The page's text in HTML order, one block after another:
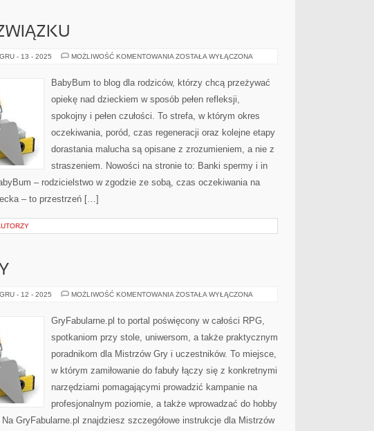
GRU - 13 - 2025 MOŻLIWOŚĆ KOMENTOWANIA KRYZYSY
ZOSTAŁA WYŁĄCZONA
BabyBum to blog dla rodziców, którzy chcą przeżywać
opiekę nad dzieckiem w sposób pełen refleksji,
spokojny i pełen czułości. To strefa, w którym okres
oczekiwania, poród, czas regeneracji oraz kolejne etapy
dorastania malucha są opisane z zrozumieniem, a nie z
straszeniem. Nowości na stronie to: Banki spermy i in
– rodzicielstwo w zgodzie ze sobą, czas oczekiwania na
– to przestrzeń […]
GRU - 12 - 2025 MOŻLIWOŚĆ KOMENTOWANIA GRY
ZOSTAŁA WYŁĄCZONA
GryFabularne.pl to portal poświęcony w całości RPG,
spotkaniom przy stole, uniwersom, a także praktycznym
poradnikom dla Mistrzów Gry i uczestników. To miejsce,
w którym zamiłowanie do fabuły łączy się z konkretnymi
narzędziami pomagającymi prowadzić kampanie na
profesjonalnym poziomie, a także wprowadzać do hobby
GryFabularne.pl znajdziesz szczegółowe instrukcje dla Mistrzów